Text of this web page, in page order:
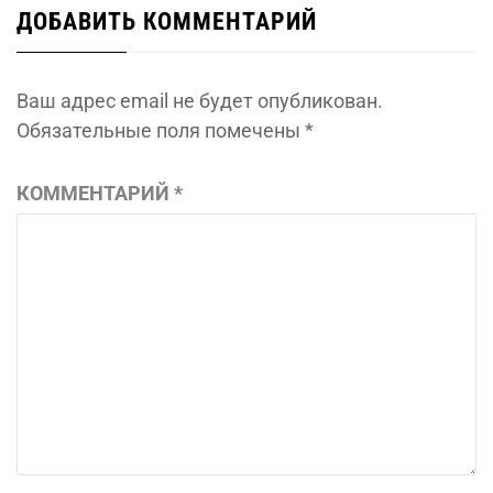
ДОБАВИТЬ КОММЕНТАРИЙ
Ваш адрес email не будет опубликован.
Обязательные поля помечены *
КОММЕНТАРИЙ *